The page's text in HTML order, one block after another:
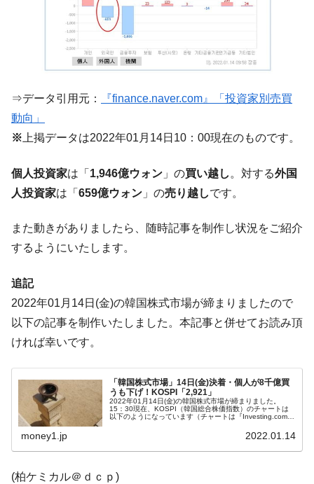
『Money1』
韓国政府『BYD』車への補助金を全廃 ⇒ 実
は韓国で『BYD』車は売れている。6カ月で対前年同期比
『Money1』
在韓米国大使スティールが着韓！⇒ さっそ
ドを掲げる「在韓反米勢力」
『Money1』
ータセンター整備」⇒ だから無理だってば。
ほぼ終わった」
『Money1』
韓国『国民年金公団』株価暴落で200兆蒸
『Money1』
韓国政府「ニセＫ-ブランドを通報しようキ
ャンペーン」⇒ あの名物教授も登場！
ぎ」では。
韓国鉄鋼最大手『POSCO』ズブズブ沈む。
営業利益80.2％も減少
『Money1』
米国下院「韓国の公務員個人をターゲット
にぶん殴る法案」提出！⇒ クーパン問題は合衆国企業に対
する差別。許してはおかぬ
『Money1』
韓国ボンクラ政策室長･金容範、株価暴落に
他人事のような発言。
『Money1』
⇒データ引用元：
『finance.naver.com』「投資家別売買
動向」
※上掲データは2022年01月14日10：00現在のものです。
個人投資家は「 1,946億ウォン 」の買い越し 。対する外国
人投資家は「 659億ウォン 」の売り越しです。
また動きがありましたら、随時記事を制作し状況をご紹介
するようにいたします。
追記
2022年01月14日(金)の韓国株式市場が締まりましたので
以下の記事を制作いたしました。本記事と併せてお読み頂
ければ幸いです。
「韓国株式市場」14日(金)決着・個人が8千億買
うも下げ！KOSPI「2,921」
2022年01月14日(金)の韓国株式市場が締まりました。
15：30現在、KOSPI（韓国総合株価指数）のチャートは
以下のようになっています（チャートは『Investing.com』
money1.jp 2022.01.14
(柏ケミカル＠ｄｃｐ)